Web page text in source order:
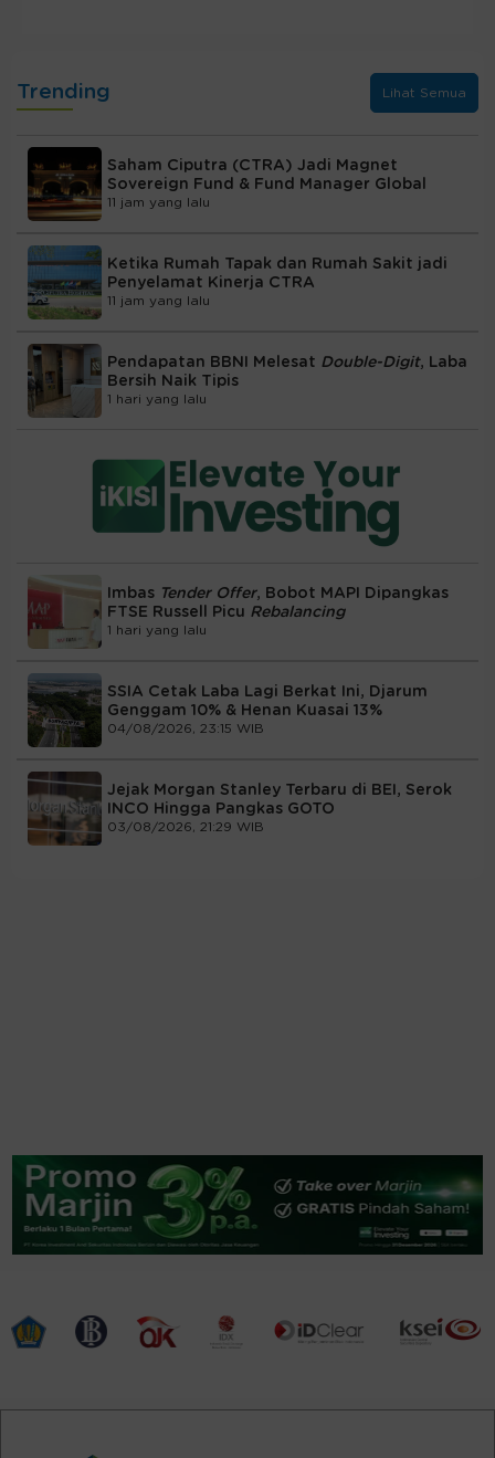
Trending Lihat Semua
Saham Ciputra (CTRA) Jadi Magnet
Sovereign Fund & Fund Manager Global
11 jam yang lalu
Ketika Rumah Tapak dan Rumah Sakit jadi
Penyelamat Kinerja CTRA
11 jam yang lalu
Pendapatan BBNI Melesat Double-Digit, Laba
Bersih Naik Tipis
1 hari yang lalu
Imbas Tender Offer, Bobot MAPI Dipangkas
FTSE Russell Picu Rebalancing
1 hari yang lalu
SSIA Cetak Laba Lagi Berkat Ini, Djarum
Genggam 10% & Henan Kuasai 13%
04/08/2026, 23:15 WIB
Jejak Morgan Stanley Terbaru di BEI, Serok
INCO Hingga Pangkas GOTO
03/08/2026, 21:29 WIB